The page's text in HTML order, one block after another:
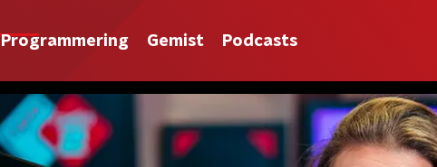
Programmering Gemist Podcasts